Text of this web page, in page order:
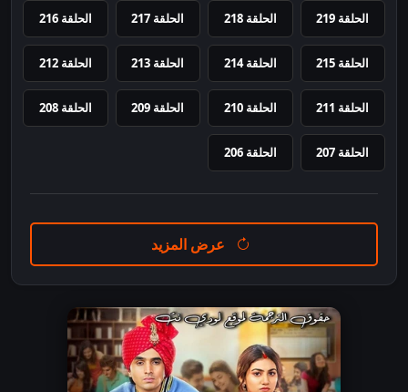
الحلقة 219 الحلقة 218 الحلقة 217 الحلقة 216
الحلقة 215 الحلقة 214 الحلقة 213 الحلقة 212
الحلقة 211 الحلقة 210 الحلقة 209 الحلقة 208
الحلقة 207 الحلقة 206
عرض المزيد